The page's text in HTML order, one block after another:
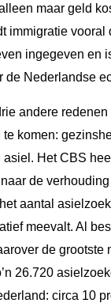
maar geld
immigratie vooral
ingegeven en
de Nederlandse
andere
komen:
Het CBS
de
aantal
meevalt. Al
de grootste
26.720
circa 10